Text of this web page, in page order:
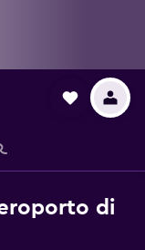
di